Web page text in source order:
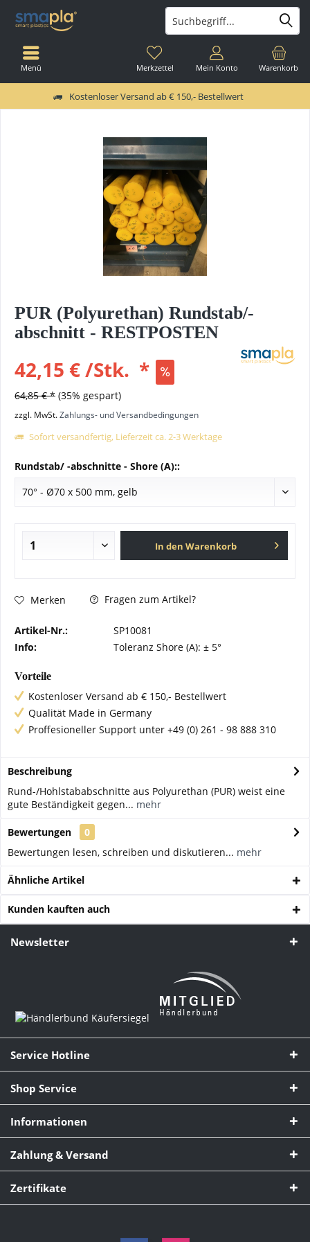
Menü Warenkorb
Merkzettel Mein Konto
Kostenloser Versand ab € 150,- Bestellwert
PUR (Polyurethan) Rundstab/-
abschnitt - RESTPOSTEN
42,15 €/Stk. *
64,85 € * (35% gespart)
zzgl. MwSt.Zahlungs- und Versandbedingungen
Sofort versandfertig, Lieferzeit ca. 2-3 Werktage
Rundstab/ -abschnitte - Shore (A)::
In den Warenkorb
Merken Fragen zum Artikel?
Artikel-Nr.:
SP10081
Info:
Toleranz Shore (A): ± 5°
Vorteile
Kostenloser Versand ab € 150,- Bestellwert
Qualität Made in Germany
Proffesioneller Support unter +49 (0) 261 - 98 888 310
Beschreibung
Rund-/Hohlstababschnitte aus Polyurethan (PUR) weist eine
gute Beständigkeit gegen... mehr
Bewertungen
0
Bewertungen lesen, schreiben und diskutieren... mehr
Ähnliche Artikel
Kunden kauften auch
Newsletter
Service Hotline
Shop Service
Informationen
Zahlung & Versand
Zertifikate